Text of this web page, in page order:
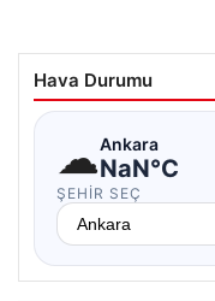
Hava Durumu
☁Ankara
NaN°C
ŞEHIR SEÇ